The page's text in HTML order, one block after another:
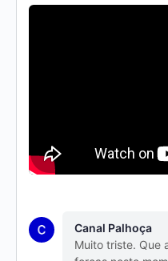
Canal Palhoça
Muito triste. Que